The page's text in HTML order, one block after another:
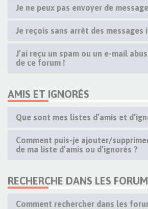
Je ne peux pas envoyer de
Je reçois sans arrêt des messages
J’ai reçu un spam ou un e-mail
de ce forum !
AMIS ET IGNORÉS
Que sont mes listes d’amis et
Comment puis-je ajouter/
de ma liste d’amis ou d’ignorés ?
RECHERCHE DANS LES
Comment rechercher dans les